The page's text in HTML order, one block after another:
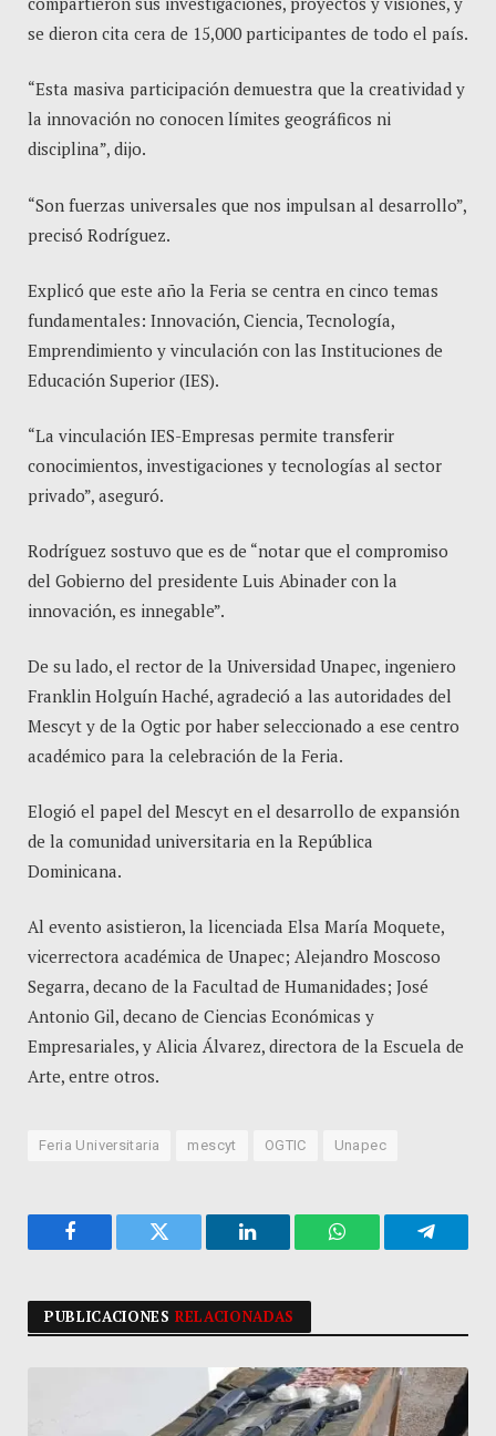
se dieron cita cera de 15,000 participantes de todo el país.
“Esta masiva participación demuestra que la creatividad y
la innovación no conocen límites geográficos ni
disciplina”, dijo.
“Son fuerzas universales que nos impulsan al desarrollo”,
precisó Rodríguez.
Explicó que este año la Feria se centra en cinco temas
fundamentales: Innovación, Ciencia, Tecnología,
Emprendimiento y vinculación con las Instituciones de
Educación Superior (IES).
“La vinculación IES-Empresas permite transferir
conocimientos, investigaciones y tecnologías al sector
privado”, aseguró.
Rodríguez sostuvo que es de “notar que el compromiso
del Gobierno del presidente Luis Abinader con la
innovación, es innegable”.
De su lado, el rector de la Universidad Unapec, ingeniero
Franklin Holguín Haché, agradeció a las autoridades del
Mescyt y de la Ogtic por haber seleccionado a ese centro
académico para la celebración de la Feria.
Elogió el papel del Mescyt en el desarrollo de expansión
de la comunidad universitaria en la República
Dominicana.
Al evento asistieron, la licenciada Elsa María Moquete,
vicerrectora académica de Unapec; Alejandro Moscoso
Segarra, decano de la Facultad de Humanidades; José
Antonio Gil, decano de Ciencias Económicas y
Empresariales, y Alicia Álvarez, directora de la Escuela de
Arte, entre otros.
Feria Universitaria mescyt OGTIC Unapec
Facebook Twitter LinkedIn WhatsApp
PUBLICACIONESRELACIONADAS